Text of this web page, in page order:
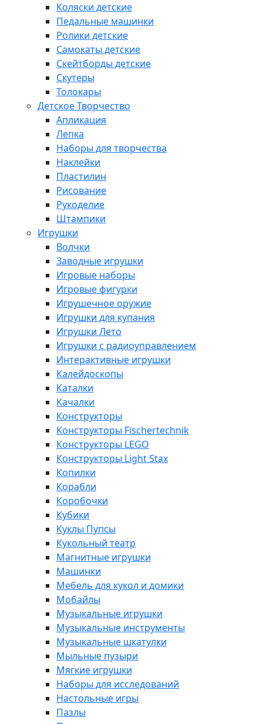
Коляски детские
Педальные машинки
Ролики детские
Самокаты детские
Скейтборды детские
Скутеры
Толокары
Детское Творчество
Апликация
Лепка
Наборы для творчества
Наклейки
Пластилин
Рисование
Рукоделие
Штампики
Игрушки
Волчки
Заводные игрушки
Игровые наборы
Игровые фигурки
Игрушечное оружие
Игрушки для купания
Игрушки Лето
Игрушки с радиоуправлением
Интерактивные игрушки
Калейдоскопы
Каталки
Качалки
Конструкторы
Конструкторы Fisсhertechnik
Конструкторы LEGO
Конструкторы Light Stax
Копилки
Корабли
Коробочки
Кубики
Куклы Пупсы
Кукольный театр
Магнитные игрушки
Машинки
Мебель для кукол и домики
Мобайлы
Музыкальные игрушки
Музыкальные инструменты
Музыкальные шкатулки
Мыльные пузыри
Мягкие игрушки
Наборы для исследований
Настольные игры
Пазлы